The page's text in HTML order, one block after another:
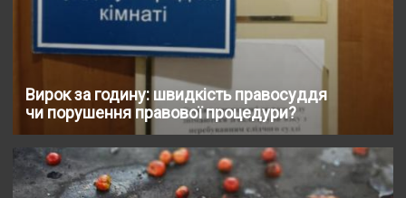
Вирок за годину: швидкість правосуддя
чи порушення правової процедури?